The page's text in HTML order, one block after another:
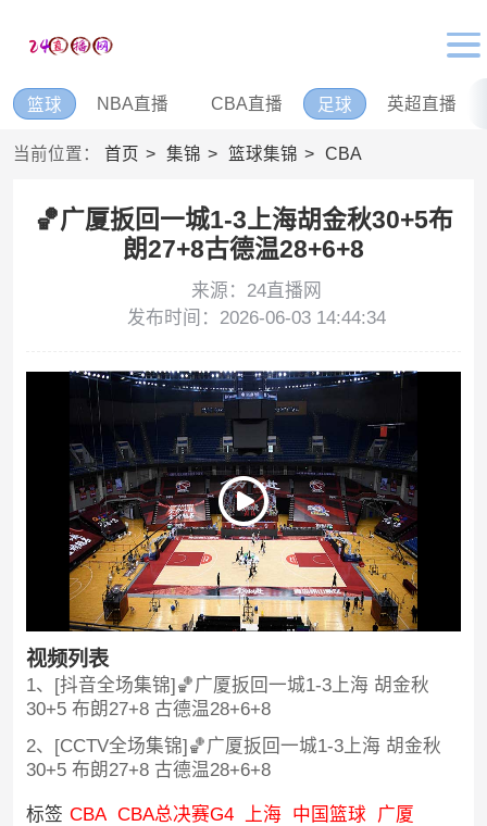
篮球 NBA直播 CBA直播 足球 英超直播
当前位置： 首页 集锦 篮球集锦 CBA
🏀广厦扳回一城1-3上海胡金秋30+5布
朗27+8古德温28+6+8
来源：24直播网
发布时间：2026-06-03 14:44:34
视频列表
1、[抖音全场集锦]🏀广厦扳回一城1-3上海 胡金秋
30+5 布朗27+8 古德温28+6+8
2、[CCTV全场集锦]🏀广厦扳回一城1-3上海 胡金秋
30+5 布朗27+8 古德温28+6+8
标签 CBA CBA总决赛G4 上海 中国篮球 广厦